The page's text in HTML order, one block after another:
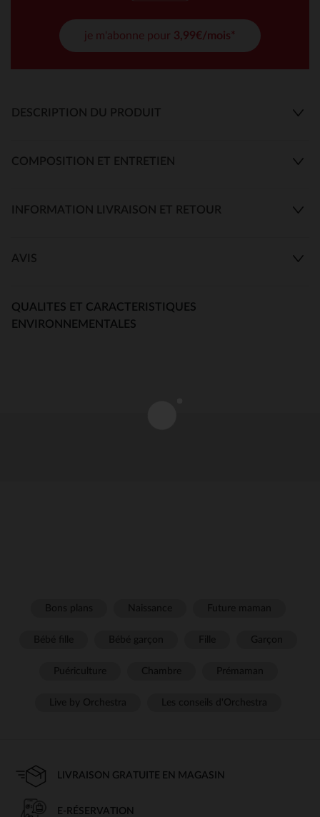
je m'abonne pour 3,99€/mois*
DESCRIPTION DU PRODUIT
COMPOSITION ET ENTRETIEN
INFORMATION LIVRAISON ET RETOUR
AVIS
QUALITES ET CARACTERISTIQUES
ENVIRONNEMENTALES
LIVRAISON GRATUITE EN MAGASIN
E-RÉSERVATION